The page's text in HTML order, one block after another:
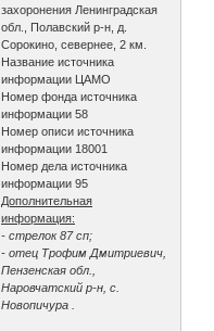
захоронения Ленинградская
обл., Полавский р-н, д.
Сорокино, севернее, 2 км.
Название источника
информации ЦАМО
Номер фонда источника
информации 58
Номер описи источника
информации 18001
Номер дела источника
информации 95
Дополнительная
информация:
- стрелок 87 сп;
- отец Трофим Дмитриевич,
Пензенская обл.,
Наровчатский р-н, с.
Новопичура .